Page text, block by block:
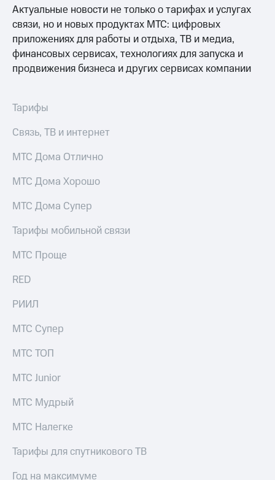
Live
Гудок
Мой
МТС
Инвестиции
Получайте
доход
онлайн
Страхование
Покупка
полисов
онлайн
на связь
Накопления
Откладывайте
и получайте
Платежи
и
номер
МТС
Деньги
МТС
Накопления
Откладывайте
Условия
пополнения
Скидка
30%
на связь
Тарифы
RED,
РИИЛ
дешевле
товаров
Скидки
на смартфоны
при
со связью
Актуальные новости не только о тарифах и услугах
связи, но и новых продуктах МТС: цифровых
приложениях для работы и отдыха, ТВ и медиа,
финансовых сервисах, технологиях для запуска и
продвижения бизнеса и других сервисах компании
Тарифы
Связь, ТВ и интернет
МТС Дома Отлично
МТС Дома Хорошо
МТС Дома Супер
Тарифы мобильной связи
МТС Проще
RED
РИИЛ
МТС Супер
МТС ТОП
МТС Junior
МТС Мудрый
МТС Налегке
Тарифы для спутникового ТВ
Год на максимуме